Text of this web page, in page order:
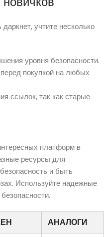
учтите несколько
уровня безопасности.
покупкой на любых
ссылок, так как старые
платформ в
ресурсы для
и быть
Используйте надежные
АНАЛОГИ